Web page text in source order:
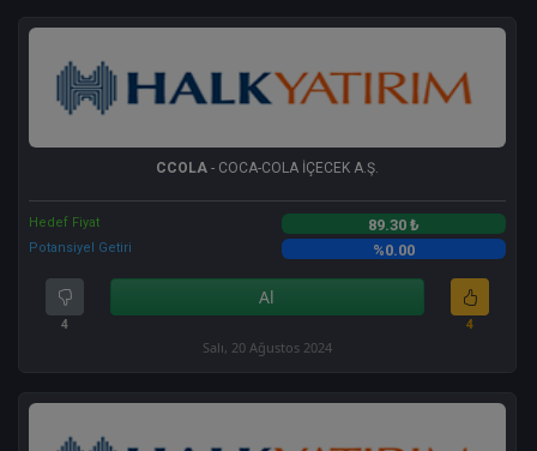
CCOLA - COCA-COLA İÇECEK A.Ş.
Hedef Fiyat 89.30 ₺
Potansiyel Getiri %0.00
4
Al
4
Salı, 20 Ağustos 2024